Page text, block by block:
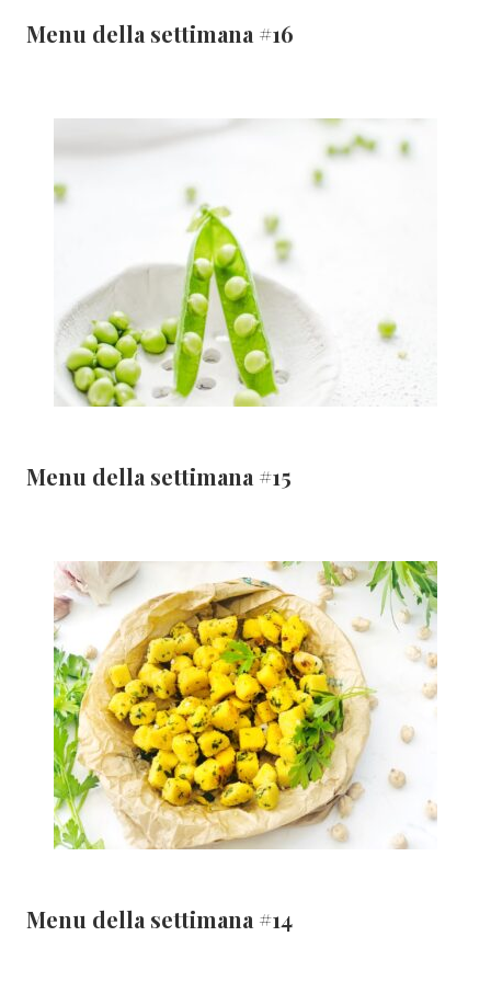
Menu della settimana #16
Menu della settimana #15
Menu della settimana #14